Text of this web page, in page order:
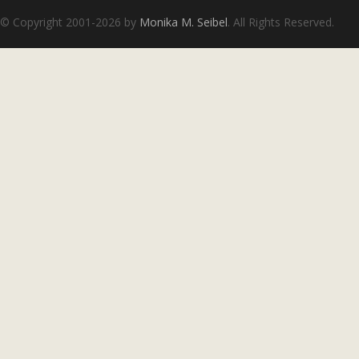
© Copyright 2001-2026 by Monika M. Seibel. All Rights Reserved.